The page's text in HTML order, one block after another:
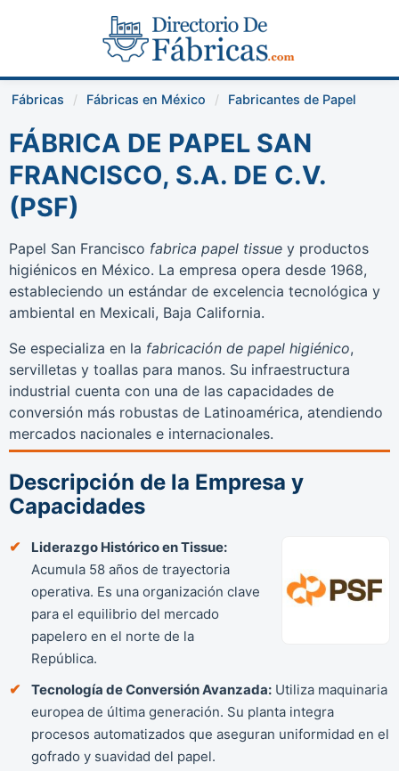
Fábricas Fábricas en México Fabricantes de Papel
FÁBRICA DE PAPEL SAN
FRANCISCO, S.A. DE C.V.
(PSF)
Papel San Francisco fabrica papel tissue y productos
higiénicos en México. La empresa opera desde 1968,
estableciendo un estándar de excelencia tecnológica y
ambiental en Mexicali, Baja California.
Se especializa en la fabricación de papel higiénico,
servilletas y toallas para manos. Su infraestructura
industrial cuenta con una de las capacidades de
conversión más robustas de Latinoamérica, atendiendo
mercados nacionales e internacionales.
Descripción de la Empresa y
Capacidades
Liderazgo Histórico en Tissue:
Acumula 58 años de trayectoria
operativa. Es una organización clave
para el equilibrio del mercado
papelero en el norte de la
República.
Tecnología de Conversión Avanzada: Utiliza maquinaria
europea de última generación. Su planta integra
procesos automatizados que aseguran uniformidad en el
gofrado y suavidad del papel.